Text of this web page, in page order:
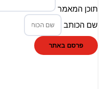
תוכן המאמר
שם הכותב
פרסם באתר